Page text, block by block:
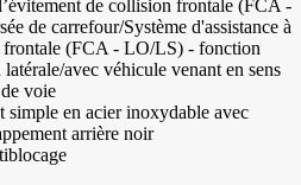
de collision frontale (FCA -
de carrefour/Système d'assistance à
frontale (FCA - LO/LS) - fonction
avec véhicule venant en sens
voie
simple en acier inoxydable avec
arrière noir